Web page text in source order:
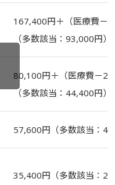
167,400円＋（医療費－
（多数該当：93,000円）
80,100円＋（医療費－
（多数該当：44,400円）
57,600円（多数該当：
35,400円（多数該当：